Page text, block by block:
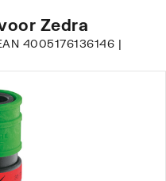
Zedra
4005176136146 |